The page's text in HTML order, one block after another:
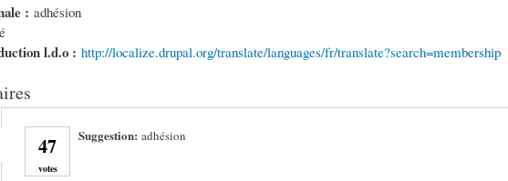
: adhésion
l.d.o : http://localize.drupal.org/translate/languages/fr/translate?search=membership
47
votes
Suggestion:adhésion